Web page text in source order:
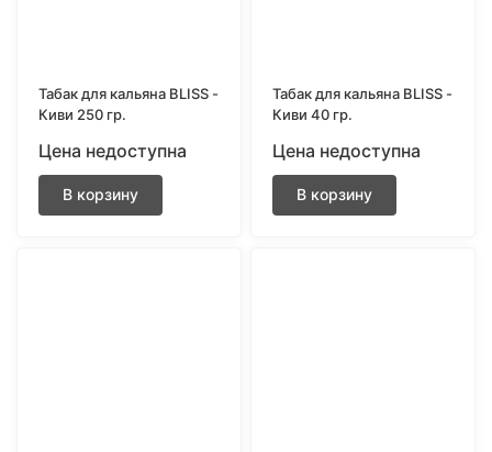
Табак для кальяна BLISS -
Киви 250 гр.
Цена недоступна
В корзину
Табак для кальяна BLISS -
Киви 40 гр.
Цена недоступна
В корзину